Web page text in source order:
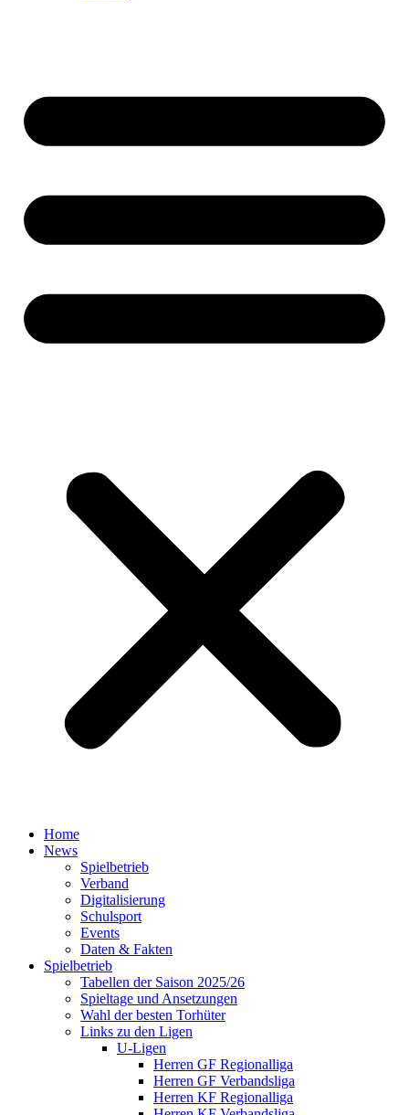
Home
News
Spielbetrieb
Verband
Digitalisierung
Schulsport
Events
Daten & Fakten
Spielbetrieb
Tabellen der Saison 2025/26
Spieltage und Ansetzungen
Wahl der besten Torhüter
Links zu den Ligen
U-Ligen
Herren GF Regionalliga
Herren GF Verbandsliga
Herren KF Regionalliga